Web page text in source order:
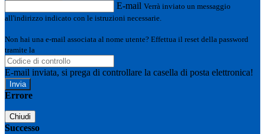
E-mail Verrà inviato un messaggio
all'indirizzo indicato con le istruzioni necessarie.
Non hai una e-mail associata al nome utente? Effettua il reset della password
tramite la
E-mail inviata, si prega di controllare la casella di posta elettronica!
Errore
Chiudi
Successo